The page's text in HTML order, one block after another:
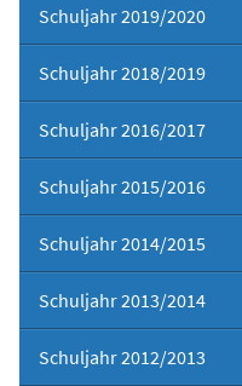
Schuljahr 2019/2020
Schuljahr 2018/2019
Schuljahr 2016/2017
Schuljahr 2015/2016
Schuljahr 2014/2015
Schuljahr 2013/2014
Schuljahr 2012/2013